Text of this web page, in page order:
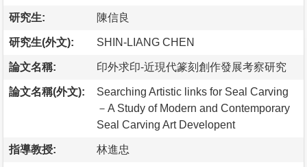
研究生: 陳信良
研究生(外文): SHIN-LIANG CHEN
論文名稱: 印外求印-近現代篆刻創作發展考察研究
論文名稱(外文):
Searching Artistic links for Seal Carving
－A Study of Modern and Contemporary
Seal Carving Art Developent
指導教授: 林進忠